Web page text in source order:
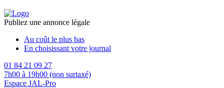
Publiez une annonce légale
Au coût le plus bas
En choisissant votre journal
01 84 21 09 27
7h00 à 19h00 (non surtaxé)
Espace JAL-Pro